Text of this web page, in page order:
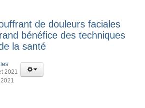
de douleurs faciales
bénéfice des techniques
la santé
2021